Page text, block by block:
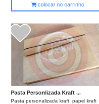
colocar no carrinho
Pasta Personlizada Kraft ...
Pasta personalizada kraft, papel kraft